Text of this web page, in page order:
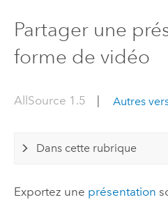
Partager une
forme de vidéo
AllSource 1.5 Autres
Dans cette rubrique
Exportez une présentation